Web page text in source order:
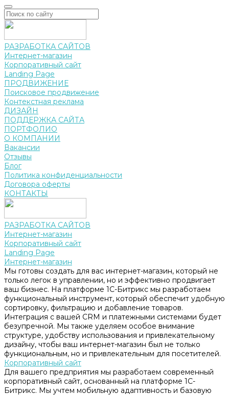
РАЗРАБОТКА САЙТОВ
Интернет-магазин
Корпоративный сайт
Landing Page
ПРОДВИЖЕНИЕ
Поисковое продвижение
Контекстная реклама
ДИЗАЙН
ПОДДЕРЖКА САЙТА
ПОРТФОЛИО
О КОМПАНИИ
Вакансии
Отзывы
Блог
Политика конфиденциальности
Договора оферты
КОНТАКТЫ
РАЗРАБОТКА САЙТОВ
Интернет-магазин
Корпоративный сайт
Landing Page
Интернет-магазин
Мы готовы создать для вас интернет-магазин, который не
только легок в управлении, но и эффективно продвигает
ваш бизнес. На платформе 1С-Битрикс мы разработаем
функциональный инструмент, который обеспечит удобную
сортировку, фильтрацию и добавление товаров.
Интеграция с вашей CRM и платежными системами будет
безупречной. Мы также уделяем особое внимание
структуре, удобству использования и привлекательному
дизайну, чтобы ваш интернет-магазин был не только
функциональным, но и привлекательным для посетителей.
Корпоративный сайт
Для вашего предприятия мы разработаем современный
корпоративный сайт, основанный на платформе 1С-
Битрикс. Мы учтем мобильную адаптивность и базовую